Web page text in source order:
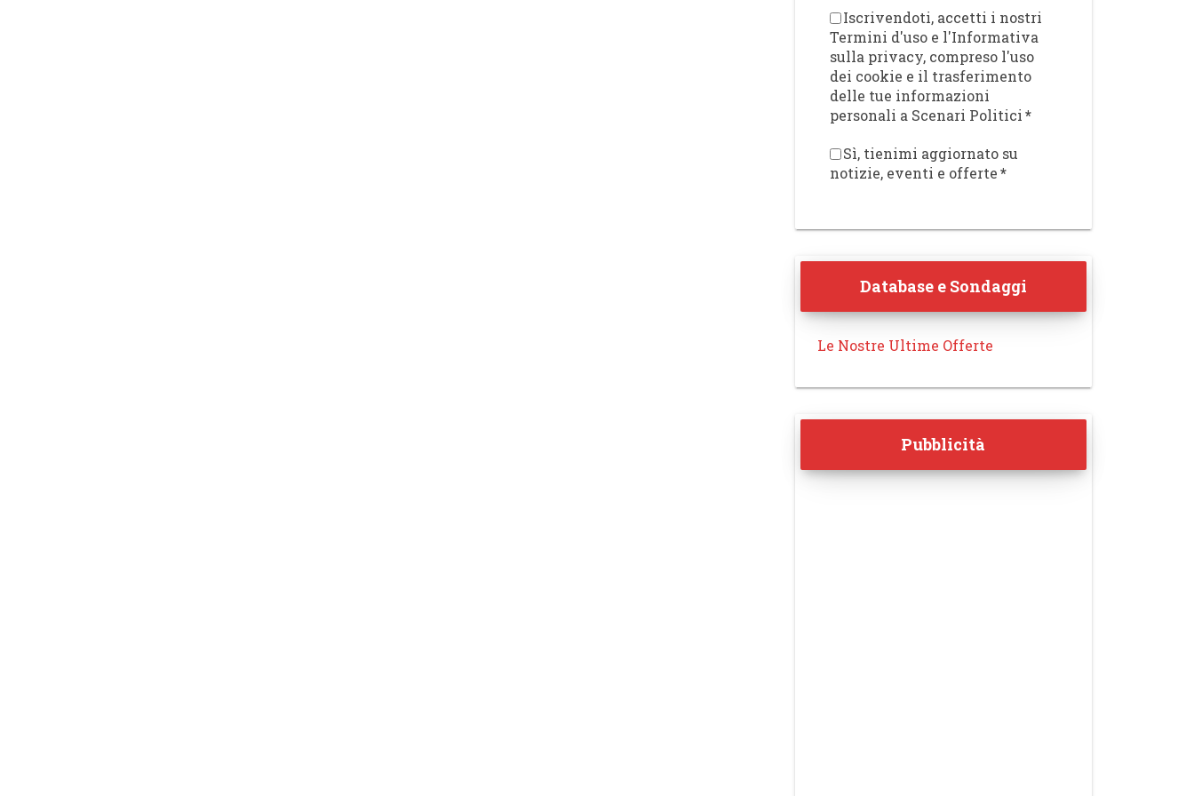
Iscrivendoti, accetti i nostri
Termini d'uso e l'Informativa
sulla privacy, compreso l'uso
dei cookie e il trasferimento
delle tue informazioni
personali a Scenari Politici*
Sì, tienimi aggiornato su
notizie, eventi e offerte*
Database e Sondaggi
Le Nostre Ultime Offerte
Pubblicità